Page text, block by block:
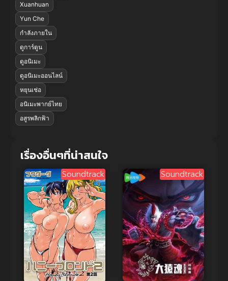
Xuanhuan
Yun Che
กำลังภายใน
ดูการ์ตูน
ดูอนิเมะ
ดูอนิเมะออนไลน์
หยุนเช่อ
อนิเมะพากย์ไทย
อสูรพลิกฟ้า
เรื่องอื่นๆที่น่าสนใจ
Soundtrack Soundtrack